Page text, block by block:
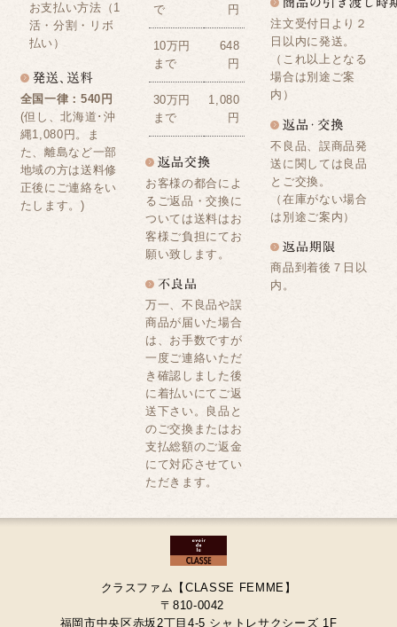
お支払い方法（1
活・分割・リボ
払い）
全国一律：540円
(但し、北海道･沖
縄1,080円。ま
た、離島など一部
地域の方は送料修
正後にご連絡をい
たします。)
で
円
10万円
まで
648
円
30万円
まで
1,080
円
お客様の都合によ
るご返品・交換に
ついては送料はお
客様ご負担にてお
願い致します。
万一、不良品や誤
商品が届いた場合
は、お手数ですが
一度ご連絡いただ
き確認しました後
に着払いにてご返
送下さい。良品と
のご交換またはお
支払総額のご返金
にて対応させてい
ただきます。
注文受付日より２
日以内に発送。
（これ以上となる
場合は別途ご案
内）
不良品、誤商品発
送に関しては良品
とご交換。
（在庫がない場合
は別途ご案内）
商品到着後７日以
内。
クラスファム【CLASSE FEMME】
〒810-0042
福岡市中央区赤坂2丁目4-5 シャトレサクシーズ 1F